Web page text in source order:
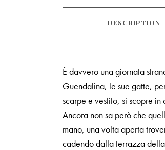
DESCRIPTION
È davvero una giornata
Guendalina, le sue gatte,
scarpe e vestito, si scopre
Ancora non sa però che
mano, una volta aperta
cadendo dalla terrazza